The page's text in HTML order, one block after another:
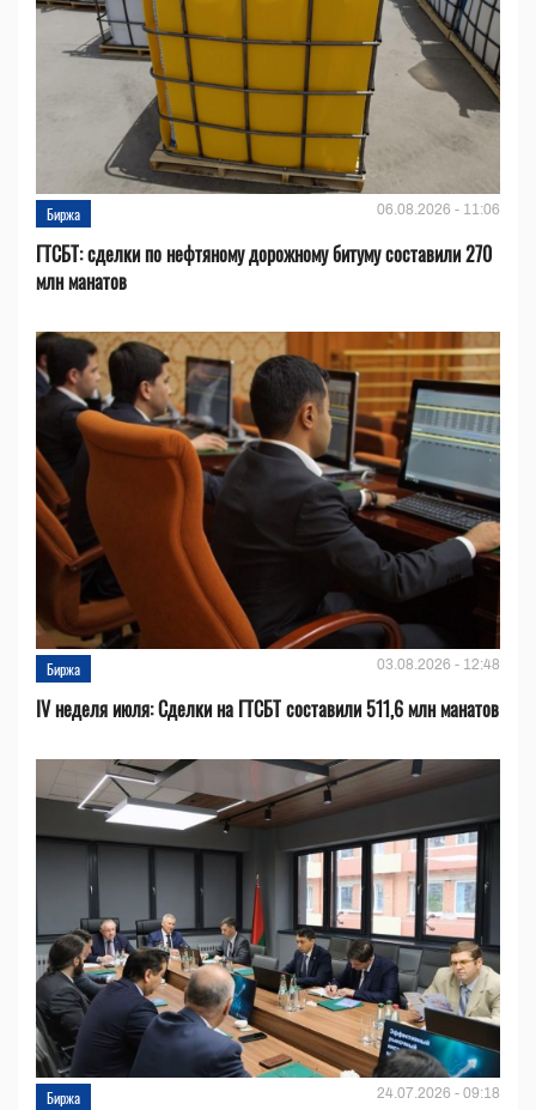
Биржа 06.08.2026 - 11:06
ГТСБТ: сделки по нефтяному дорожному битуму составили 270
млн манатов
Биржа 03.08.2026 - 12:48
IV неделя июля: Сделки на ГТСБТ составили 511,6 млн манатов
Биржа 24.07.2026 - 09:18